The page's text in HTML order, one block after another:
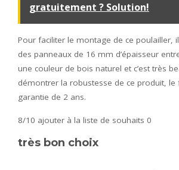
gratuitement ? Solution!
Pour faciliter le montage de ce poulailler,
des panneaux de 16 mm d’épaisseur
une couleur de bois naturel et c’est très
démontrer la robustesse de ce produit, le
garantie de 2 ans.
8/10 ajouter à la liste de souhaits 0
très bon choix